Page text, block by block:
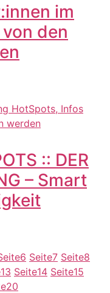
im
den
:: DER
– Smart
6 Seite7 Seite8
13 Seite14 Seite15
20